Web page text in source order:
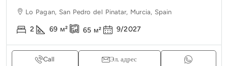
Lo Pagan, San Pedro del Pinatar, Murcia, Spain
2 69 м² 65 м² 9/2027
Call Эл. адрес